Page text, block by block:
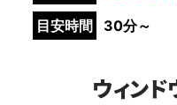
目安時間
30分～
ウィン